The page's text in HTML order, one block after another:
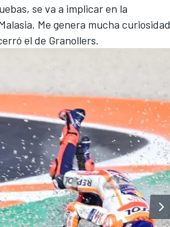
se va a implicar en la
Me genera mucha curiosidad
el de Granollers.